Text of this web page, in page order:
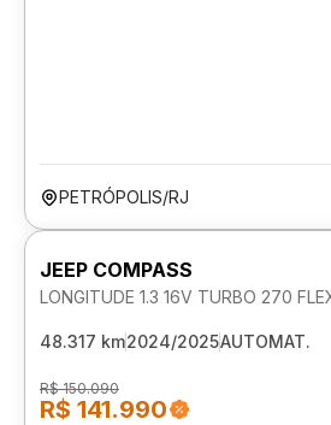
PETRÓPOLIS/RJ
JEEP COMPASS
LONGITUDE 1.3 16V TURBO 270
48.317 km2024/2025AUTOMAT.
R$ 150.090
R$ 141.990